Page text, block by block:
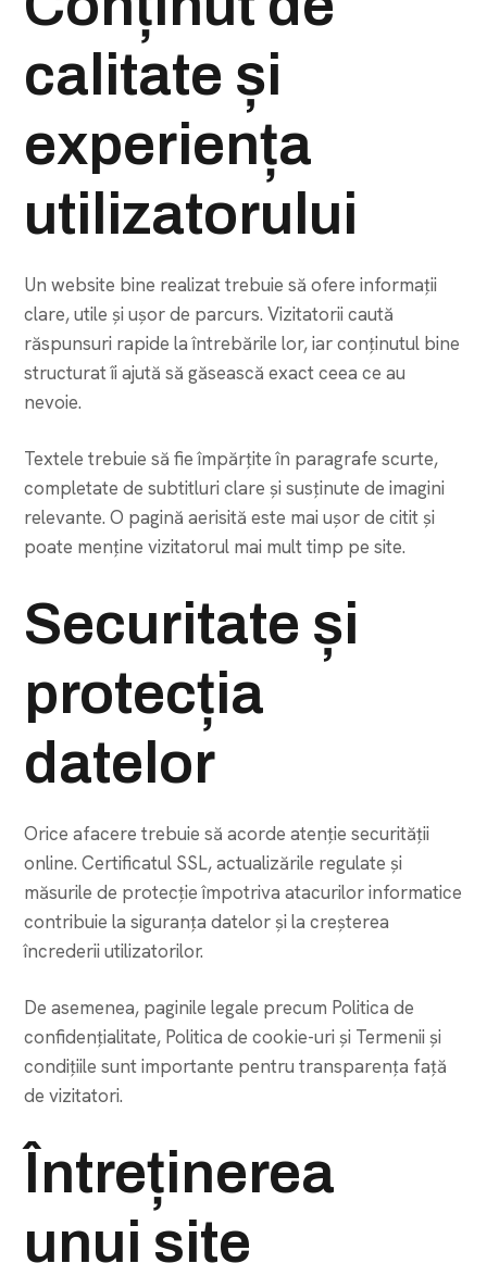
calitate și
experiența
utilizatorului
Un website bine realizat trebuie să ofere informații
clare, utile și ușor de parcurs. Vizitatorii caută
răspunsuri rapide la întrebările lor, iar conținutul bine
structurat îi ajută să găsească exact ceea ce au
nevoie.
Textele trebuie să fie împărțite în paragrafe scurte,
completate de subtitluri clare și susținute de imagini
relevante. O pagină aerisită este mai ușor de citit și
poate menține vizitatorul mai mult timp pe site.
Securitate și
protecția
datelor
Orice afacere trebuie să acorde atenție securității
online. Certificatul SSL, actualizările regulate și
măsurile de protecție împotriva atacurilor informatice
contribuie la siguranța datelor și la creșterea
încrederii utilizatorilor.
De asemenea, paginile legale precum Politica de
confidențialitate, Politica de cookie-uri și Termenii și
condițiile sunt importante pentru transparența față
de vizitatori.
Întreținerea
unui site